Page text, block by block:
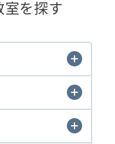
室を探す